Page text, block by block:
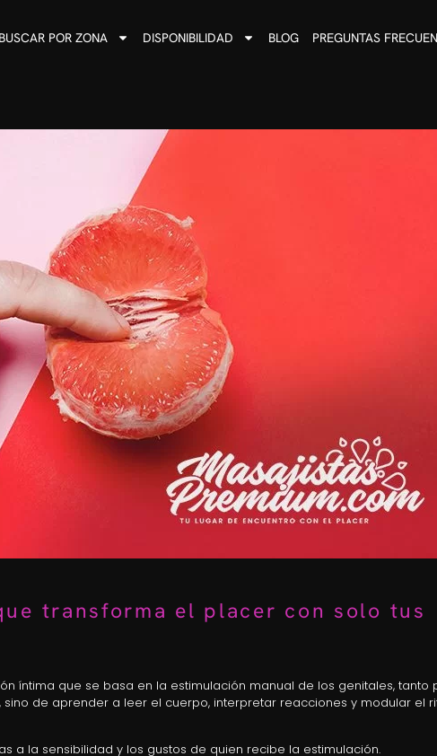
BUSCAR POR ZONA DISPONIBILIDAD BLOG PREGUNTAS
transforma el placer con solo tus
íntima que se basa en la estimulación manual de los genitales, tanto
de aprender a leer el cuerpo, interpretar reacciones y modular el
a la sensibilidad y los gustos de quien recibe la estimulación.